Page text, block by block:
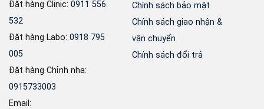
Đặt hàng Clinic: 0911 556
532
Đặt hàng Labo: 0918 795
005
Đặt hàng Chỉnh nha:
0915733003
Email:
Chính sách bảo mật
Chính sách giao nhận &
vận chuyển
Chính sách đổi trả